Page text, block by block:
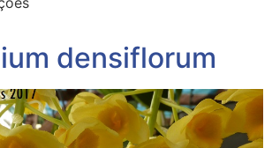
densiflorum